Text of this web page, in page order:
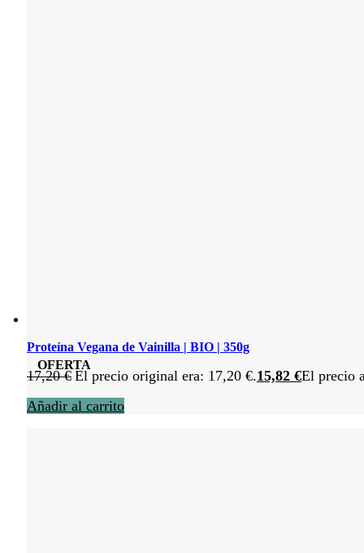
OFERTA
Proteína Vegana de Vainilla | BIO | 350g
17,20€ El precio original era: 17,20 €.15,82 €El precio
Añadir al carrito